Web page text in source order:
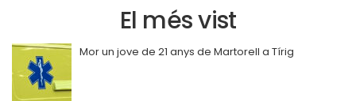
El més vist
Mor un jove de 21 anys de Martorell a Tírig